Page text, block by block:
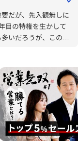
だが、先入観無しに
目の特権を生かして
いだろうが、この経
がると感じる。子育
むことが、本当に本
とも必用だと考え